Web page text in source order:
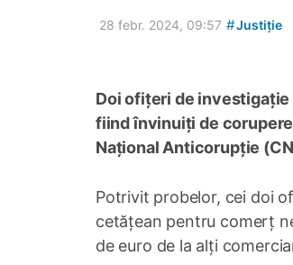
28 febr. 2024, 09:57 #Justiție
Doi ofițeri de
fiind învinuiți de
Național Anticorupție
Potrivit probelor, cei doi
cetățean pentru comerț
de euro de la alți